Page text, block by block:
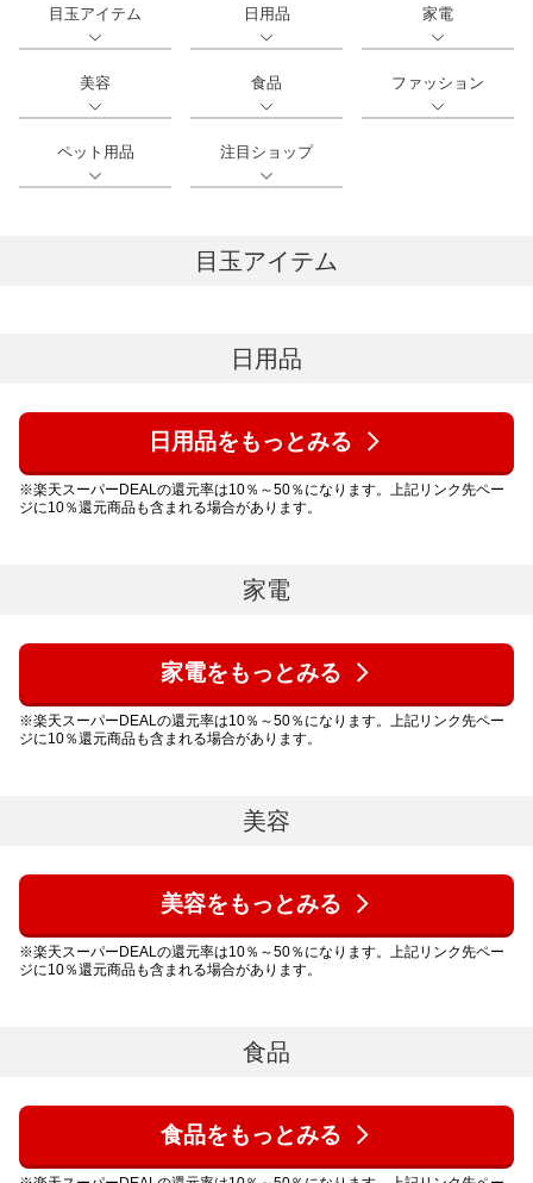
目玉アイテム 日用品 家電
美容 食品 ファッション
ペット用品 注目ショップ
目玉アイテム
日用品
日用品をもっとみる
※楽天スーパーDEALの還元率は10％～50％になります。上記リンク先ペー
ジに10％還元商品も含まれる場合があります。
家電
家電をもっとみる
※楽天スーパーDEALの還元率は10％～50％になります。上記リンク先ペー
ジに10％還元商品も含まれる場合があります。
美容
美容をもっとみる
※楽天スーパーDEALの還元率は10％～50％になります。上記リンク先ペー
ジに10％還元商品も含まれる場合があります。
食品
食品をもっとみる